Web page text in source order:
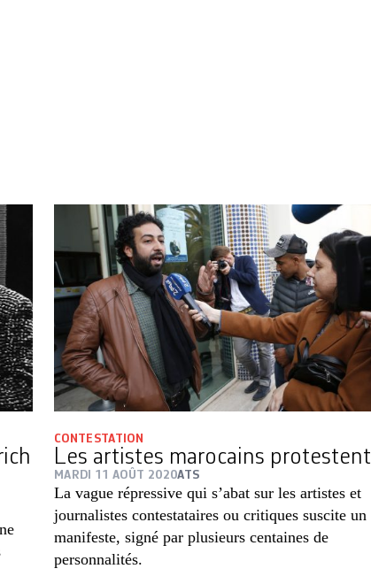
CONTESTATION
Les artistes marocains protestent
MARDI 11 AOÛT 2020ATS
La vague répressive qui s’abat sur les artistes et
journalistes contestataires ou critiques suscite un
manifeste, signé par plusieurs centaines de
personnalités.